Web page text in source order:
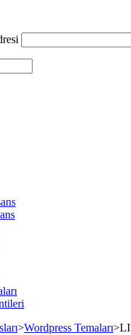
>Wordpress Temaları>